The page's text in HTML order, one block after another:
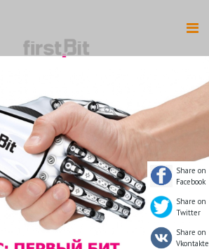
Share on
Facebook
Share on
Twitter
Share on
Vkontakte